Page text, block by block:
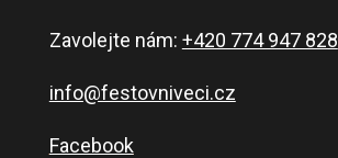
Zavolejte nám: +420 774 947 828
info@festovniveci.cz
Facebook